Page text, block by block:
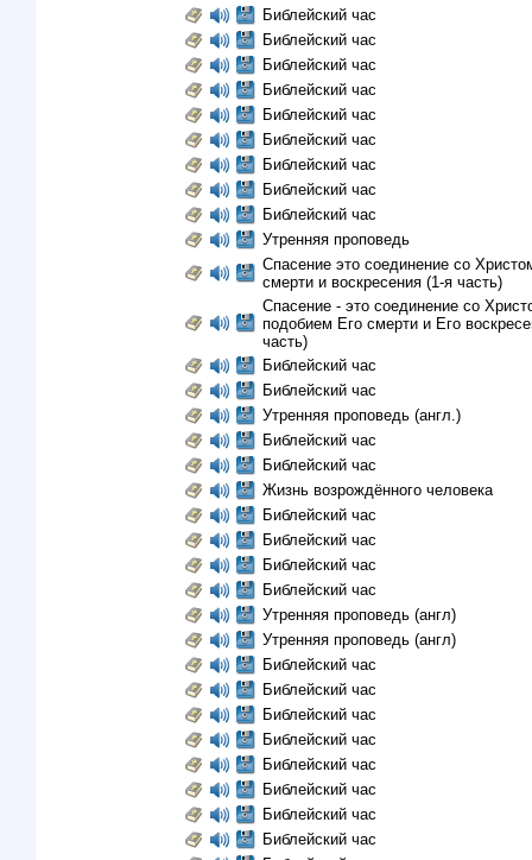
Библейский час
Библейский час
Библейский час
Библейский час
Библейский час
Библейский час
Библейский час
Библейский час
Библейский час
Утренняя проповедь
Спасение это соединение со
смерти и воскресения (1-я часть)
Спасение - это соединение со
подобием Его смерти и Eго
часть)
Библейский час
Библейский час
Утренняя проповедь (англ.)
Библейский час
Библейский час
Жизнь возрождённого человека
Библейский час
Библейский час
Библейский час
Библейский час
Утренняя проповедь (англ)
Утренняя проповедь (англ)
Библейский час
Библейский час
Библейский час
Библейский час
Библейский час
Библейский час
Библейский час
Библейский час